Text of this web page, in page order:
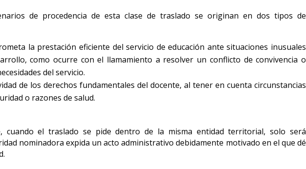
de procedencia de esta clase de traslado se originan en dos tipos de
la prestación eficiente del servicio de educación ante situaciones inusuales
como ocurre con el llamamiento a resolver un conflicto de convivencia o
del servicio.
de los derechos fundamentales del docente, al tener en cuenta circunstancias
o razones de salud.
cuando el traslado se pide dentro de la misma entidad territorial, solo será
nominadora expida un acto administrativo debidamente motivado en el que dé